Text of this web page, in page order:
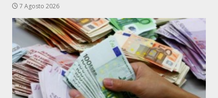
7 Agosto 2026